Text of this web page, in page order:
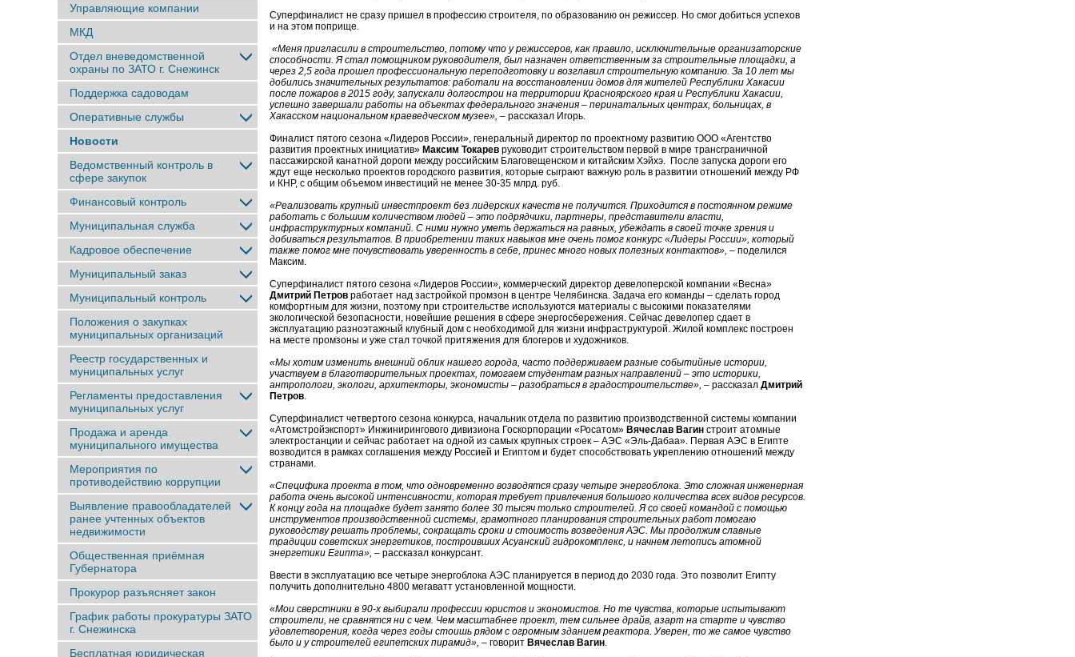
Управляющие компании
МКД
Отдел вневедомственной
охраны по ЗАТО г. Снежинск
Поддержка садоводам
Оперативные службы
Новости
Ведомственный контроль в
сфере закупок
Финансовый контроль
Муниципальная служба
Кадровое обеспечение
Муниципальный заказ
Муниципальный контроль
Положения о закупках
муниципальных организаций
Реестр государственных и
муниципальных услуг
Регламенты предоставления
муниципальных услуг
Продажа и аренда
муниципального имущества
Мероприятия по
противодействию коррупции
Выявление правообладателей
ранее учтенныx объектов
недвижимости
Общественная приёмная
Губернатора
Прокурор разъясняет закон
График работы прокуратуры ЗАТО
г. Снежинска
Бесплатная юридическая
Суперфиналист не сразу пришел в профессию строителя, по образованию он режиссер. Но смог добиться успехов
и на этом поприще.
«Меня пригласили в строительство, потому что у режиссеров, как правило, исключительные организаторские
способности. Я стал помощником руководителя, был назначен ответственным за строительные площадки, а
через 2,5 года прошел профессиональную переподготовку и возглавил строительную компанию. За 10 лет мы
добились значительных результатов: работали на восстановлении домов для жителей Республики Хакасии
после пожаров в 2015 году, запускали долгострои на территории Красноярского края и Республики Хакасии,
успешно завершали работы на объектах федерального значения – перинатальных центрах, больницах, в
Хакасском национальном краеведческом музее», – рассказал Игорь.
Финалист пятого сезона «Лидеров России», генеральный директор по проектному развитию ООО «Агентство
развития проектных инициатив» Максим Токарев руководит строительством первой в мире трансграничной
пассажирской канатной дороги между российским Благовещенском и китайским Хэйхэ. После запуска дороги его
ждут еще несколько проектов городского развития, которые сыграют важную роль в развитии отношений между РФ
и КНР, с общим объемом инвестиций не менее 30-35 млрд. руб.
«Реализовать крупный инвестпроект без лидерских качеств не получится. Приходится в постоянном режиме
работать с большим количеством людей – это подрядчики, партнеры, представители власти,
инфраструктурных компаний. С ними нужно уметь держаться на равных, убеждать в своей точке зрения и
добиваться результатов. В приобретении таких навыков мне очень помог конкурс «Лидеры России», который
также помог мне почувствовать уверенность в себе, принес много новых полезных контактов», – поделился
Максим.
Суперфиналист пятого сезона «Лидеров России», коммерческий директор девелоперской компании «Весна»
Дмитрий Петров работает над застройкой промзон в центре Челябинска. Задача его команды – сделать город
комфортным для жизни, поэтому при строительстве используются материалы с высокими показателями
экологической безопасности, новейшие решения в сфере энергосбережения. Сейчас девелопер сдает в
эксплуатацию разноэтажный клубный дом с необходимой для жизни инфраструктурой. Жилой комплекс построен
на месте промзоны и уже стал точкой притяжения для блогеров и художников.
«Мы хотим изменить внешний облик нашего города, часто поддерживаем разные событийные истории,
участвуем в благотворительных проектах, помогаем студентам разных направлений – это историки,
антропологи, экологи, архитекторы, экономисты – разобраться в градостроительстве», – рассказал Дмитрий
Петров.
Суперфиналист четвертого сезона конкурса, начальник отдела по развитию производственной системы компании
«Атомстройэкспорт» Инжинирингового дивизиона Госкорпорации «Росатом» Вячеслав Вагин строит атомные
электростанции и сейчас работает на одной из самых крупных строек – АЭС «Эль-Дабаа». Первая АЭС в Египте
возводится в рамках соглашения между Россией и Египтом и будет способствовать укреплению отношений между
странами.
«Специфика проекта в том, что одновременно возводятся сразу четыре энергоблока. Это сложная инженерная
работа очень высокой интенсивности, которая требует привлечения большого количества всех видов ресурсов.
К концу года на площадке будет занято более 30 тысяч только строителей. Я со своей командой с помощью
инструментов производственной системы, грамотного планирования строительных работ помогаю
руководству решать проблемы, сокращать сроки и стоимость возведения АЭС. Мы продолжим славные
традиции советских энергетиков, построивших Асуанский гидрокомплекс, и начнем летопись атомной
энергетики Египта», – рассказал конкурсант.
Ввести в эксплуатацию все четыре энергоблока АЭС планируется в период до 2030 года. Это позволит Египту
получить дополнительно 4800 мегаватт установленной мощности.
«Мои сверстники в 90-х выбирали профессии юристов и экономистов. Но те чувства, которые испытывают
строители, не сравнятся ни с чем. Чем масштабнее проект, тем сильнее драйв, азарт на старте и чувство
удовлетворения, когда через годы стоишь рядом с огромным зданием реактора. Уверен, то же самое чувство
было и у строителей египетских пирамид», – говорит Вячеслав Вагин.